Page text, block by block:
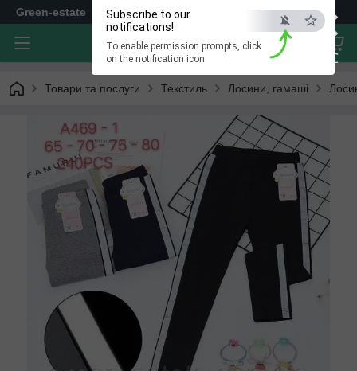
×
ESC
Subscribe to our
notifications!
To enable permission prompts, click
on the notification icon
Green-estate
Товари та послуги Текстиль Лосини, гамаші